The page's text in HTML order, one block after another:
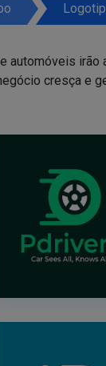
irão
cresça e